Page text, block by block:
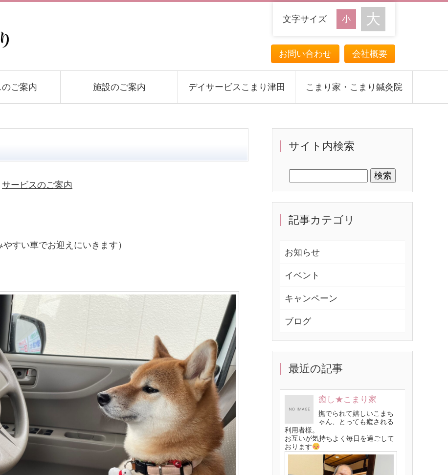
お問い合わせ 会社概要
文字サイズ
ご案内 施設のご案内 デイサービスこまり津田 こまり家・こまり鍼灸院
サービスのご案内
すい車でお迎えにいきます）
サイト内検索
記事カテゴリ
お知らせ
イベント
キャンペーン
ブログ
最近の記事
癒し★こまり家
撫でられて嬉しいこまち
ゃん、とっても癒される
利用者様。
お互いが気持ちよく毎日を過ごして
おります